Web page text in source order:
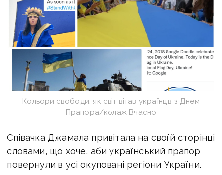
Кольори свободи: як світ вітав українців з Днем
Прапора/колаж Вчасно
Співачка Джамала привітала на своїй сторінці
словами, що хоче, аби український прапор
повернули в усі окуповані регіони України.